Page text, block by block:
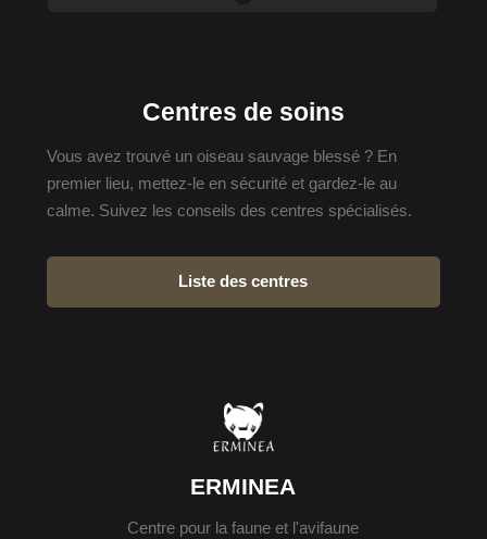
Centres de soins
Vous avez trouvé un oiseau sauvage blessé ? En
premier lieu, mettez-le en sécurité et gardez-le au
calme. Suivez les conseils des centres spécialisés.
Liste des centres
ERMINEA
Centre pour la faune et l'avifaune